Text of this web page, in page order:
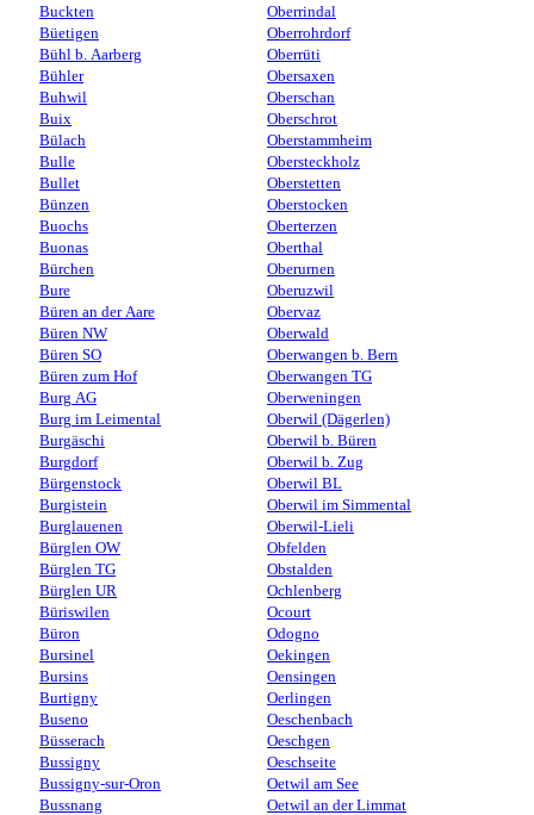
Buckten
Büetigen
Bühl b. Aarberg
Bühler
Buhwil
Buix
Bülach
Bulle
Bullet
Bünzen
Buochs
Buonas
Bürchen
Bure
Büren an der Aare
Büren NW
Büren SO
Büren zum Hof
Burg AG
Burg im Leimental
Burgäschi
Burgdorf
Bürgenstock
Burgistein
Burglauenen
Bürglen OW
Bürglen TG
Bürglen UR
Büriswilen
Büron
Bursinel
Bursins
Burtigny
Buseno
Büsserach
Bussigny
Bussigny-sur-Oron
Bussnang
Oberrindal
Oberrohrdorf
Oberrüti
Obersaxen
Oberschan
Oberschrot
Oberstammheim
Obersteckholz
Oberstetten
Oberstocken
Oberterzen
Oberthal
Oberurnen
Oberuzwil
Obervaz
Oberwald
Oberwangen b. Bern
Oberwangen TG
Oberweningen
Oberwil (Dägerlen)
Oberwil b. Büren
Oberwil b. Zug
Oberwil BL
Oberwil im Simmental
Oberwil-Lieli
Obfelden
Obstalden
Ochlenberg
Ocourt
Odogno
Oekingen
Oensingen
Oerlingen
Oeschenbach
Oeschgen
Oeschseite
Oetwil am See
Oetwil an der Limmat